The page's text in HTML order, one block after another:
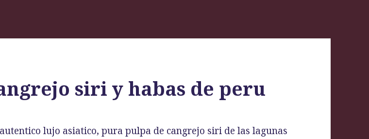
siri y habas de peru
lujo asiatico, pura pulpa de cangrejo siri de las lagunas